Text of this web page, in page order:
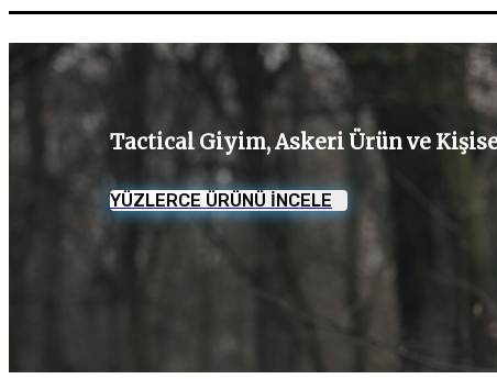
Tactical Giyim, Askeri Ürün ve
YÜZLERCE ÜRÜNÜ İNCELE